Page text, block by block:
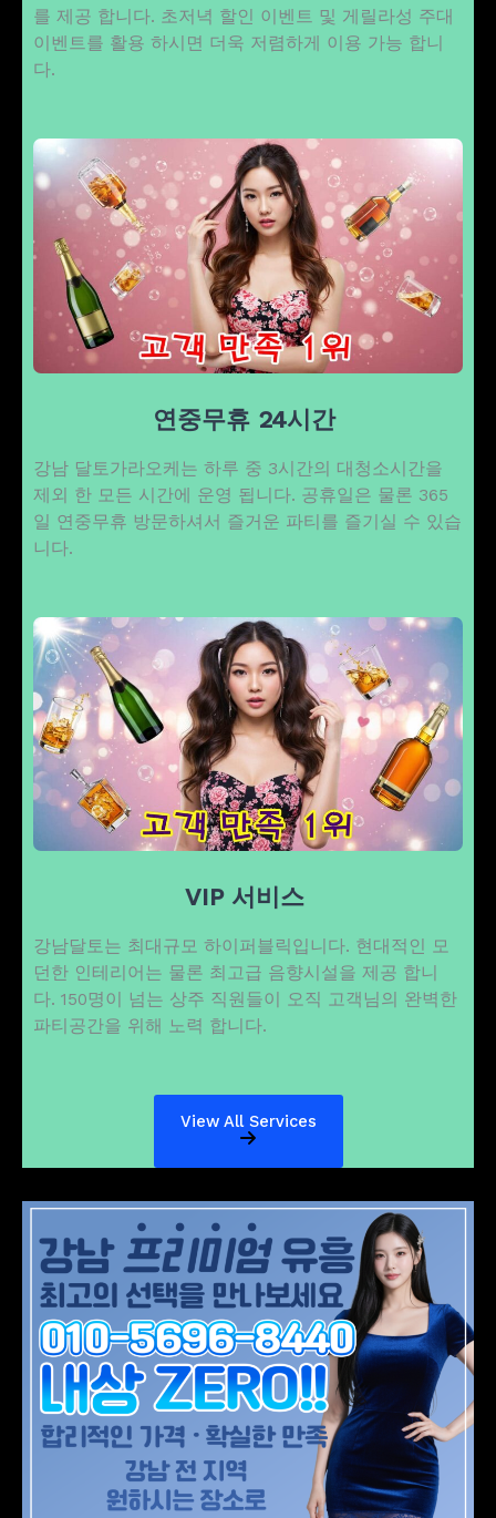
를 제공 합니다. 초저녁 할인 이벤트 및 게릴라성 주대
이벤트를 활용 하시면 더욱 저렴하게 이용 가능 합니
다.
연중무휴 24시간
강남 달토가라오케는 하루 중 3시간의 대청소시간을
제외 한 모든 시간에 운영 됩니다. 공휴일은 물론 365
일 연중무휴 방문하셔서 즐거운 파티를 즐기실 수 있습
니다.
VIP 서비스
강남달토는 최대규모 하이퍼블릭입니다. 현대적인 모
던한 인테리어는 물론 최고급 음향시설을 제공 합니
다. 150명이 넘는 상주 직원들이 오직 고객님의 완벽한
파티공간을 위해 노력 합니다.
View All Services